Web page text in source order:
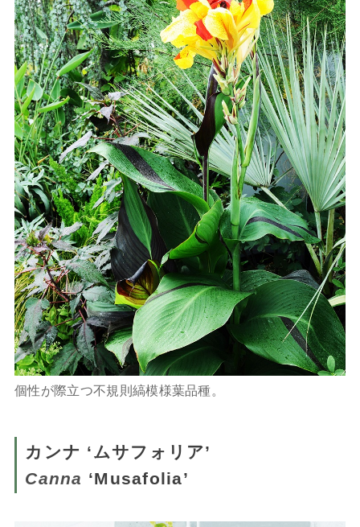
個性が際立つ不規則縞模様葉品種。
カンナ ‘ムサフォリア’
Canna ‘Musafolia’